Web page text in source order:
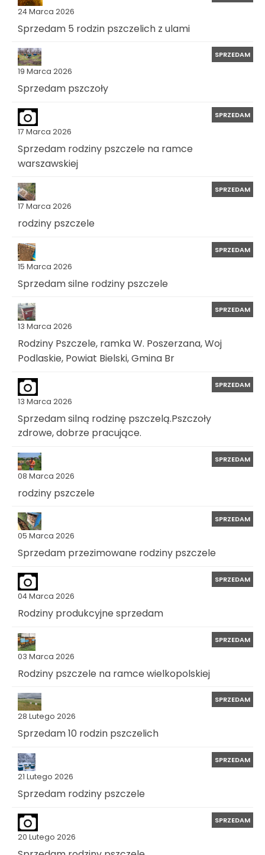
24 Marca 2026
Sprzedam 5 rodzin pszczelich z ulami
19 Marca 2026
SPRZEDAM
Sprzedam pszczoły
17 Marca 2026
SPRZEDAM
Sprzedam rodziny pszczele na ramce
warszawskiej
17 Marca 2026
SPRZEDAM
rodziny pszczele
15 Marca 2026
SPRZEDAM
Sprzedam silne rodziny pszczele
13 Marca 2026
SPRZEDAM
Rodziny Pszczele, ramka W. Poszerzana, Woj
Podlaskie, Powiat Bielski, Gmina Br
13 Marca 2026
SPRZEDAM
Sprzedam silną rodzinę pszczelą.Pszczoły
zdrowe, dobrze pracujące.
08 Marca 2026
SPRZEDAM
rodziny pszczele
05 Marca 2026
SPRZEDAM
Sprzedam przezimowane rodziny pszczele
04 Marca 2026
SPRZEDAM
Rodziny produkcyjne sprzedam
03 Marca 2026
SPRZEDAM
Rodziny pszczele na ramce wielkopolskiej
28 Lutego 2026
SPRZEDAM
Sprzedam 10 rodzin pszczelich
21 Lutego 2026
SPRZEDAM
Sprzedam rodziny pszczele
20 Lutego 2026
SPRZEDAM